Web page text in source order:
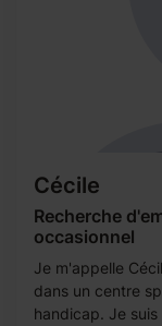
Cécile
Recherche
occasionnel
Je m'appelle
dans un centre
handicap. Je